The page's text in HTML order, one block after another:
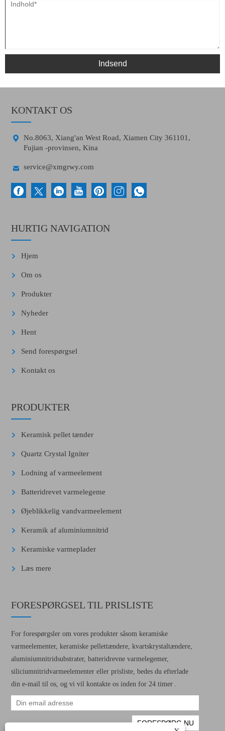
Indsend
KONTAKT OS

No.8063, Xiang'an West Road, Xiamen City 361101,
Fujian -provinsen, Kina
 service@xmgrwy.com
HURTIG NAVIGATION
Hjem
Om os
Produkter
Nyheder
Hent
Send forespørgsel
Kontakt os
PRODUKTER
Keramisk pellet tænder
Quartz Crystal Igniter
Lodning af varmeelement
Batteridrevet varmelegeme
Øjeblikkelig vandvarmeelement
Keramik af aluminiumnitrid
Keramiske varmeplader
Læs mere
FORESPØRGSEL TIL PRISLISTE
For forespørgsler om vores produkter såsom keramiske
varmeelementer, keramiske pellettændere, kvartskrystaltændere,
aluminiumnitridsubstrater, batteridrevne varmelegemer,
siliciumnitridvarmeelementer eller prisliste, bedes du efterlade
din e-mail til os, og vi vil kontakte os inden for 24 timer .